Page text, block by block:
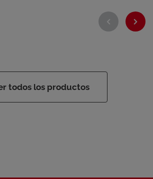
todos los productos